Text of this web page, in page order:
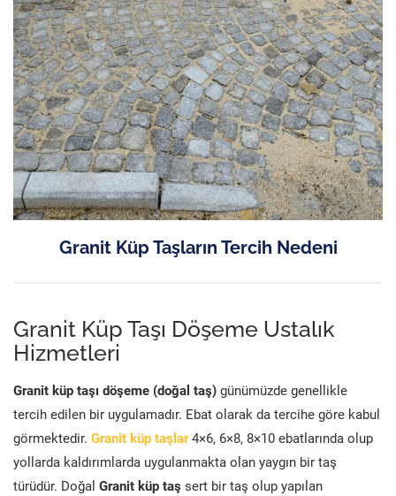
Granit Küp Taşların Tercih Nedeni
Granit Küp Taşı Döşeme Ustalık
Hizmetleri
Granit küp taşı döşeme (doğal taş) günümüzde genellikle
tercih edilen bir uygulamadır. Ebat olarak da tercihe göre kabul
görmektedir. Granit küp taşlar 4×6, 6×8, 8×10 ebatlarında olup
yollarda kaldırımlarda uygulanmakta olan yaygın bir taş
türüdür. Doğal Granit küp taş sert bir taş olup yapılan